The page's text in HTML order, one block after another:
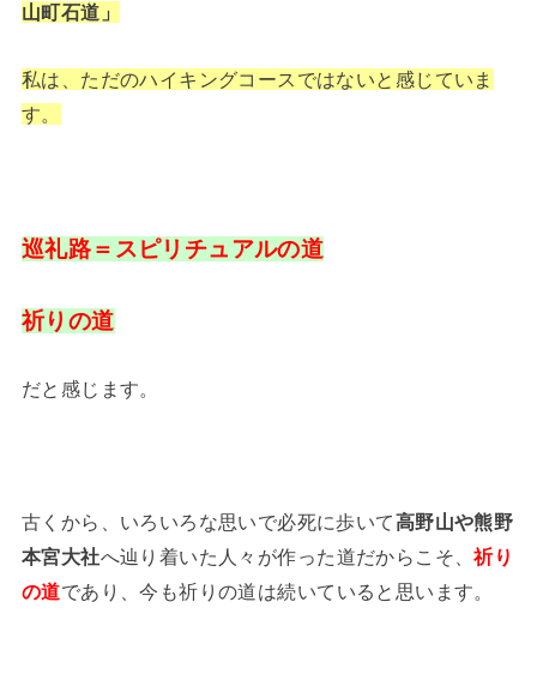
山町石道」
私は、ただのハイキングコースではないと感じていま
す。
巡礼路＝スピリチュアルの道
祈りの道
だと感じます。
古くから、いろいろな思いで必死に歩いて高野山や熊野
本宮大社へ辿り着いた人々が作った道だからこそ、祈り
の道であり、今も祈りの道は続いていると思います。